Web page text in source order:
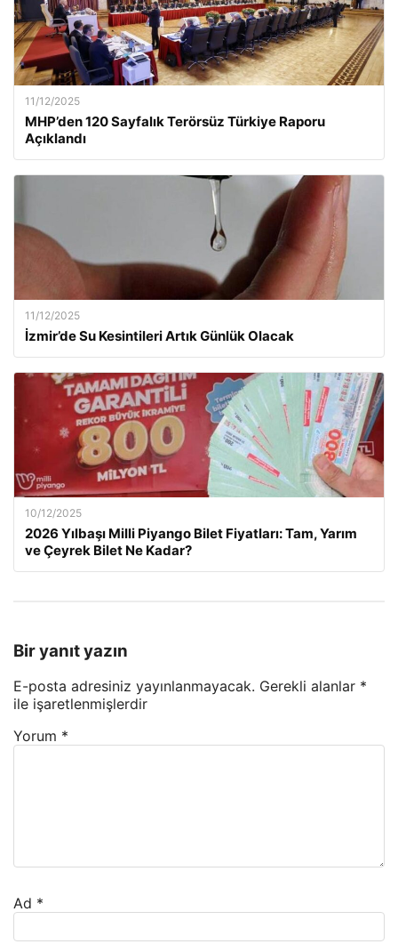
11/12/2025
MHP’den 120 Sayfalık Terörsüz Türkiye Raporu
Açıklandı
11/12/2025
İzmir’de Su Kesintileri Artık Günlük Olacak
10/12/2025
2026 Yılbaşı Milli Piyango Bilet Fiyatları: Tam, Yarım
ve Çeyrek Bilet Ne Kadar?
Bir yanıt yazın
E-posta adresiniz yayınlanmayacak. Gerekli alanlar *
ile işaretlenmişlerdir
Yorum *
Ad *